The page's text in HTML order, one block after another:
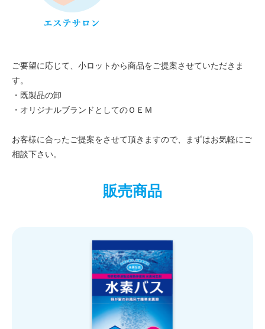
ご要望に応じて、小ロットから商品をご提案させていただきま
す。
・既製品の卸
・オリジナルブランドとしてのＯＥＭ
お客様に合ったご提案をさせて頂きますので、まずはお気軽にご
相談下さい。
販売商品